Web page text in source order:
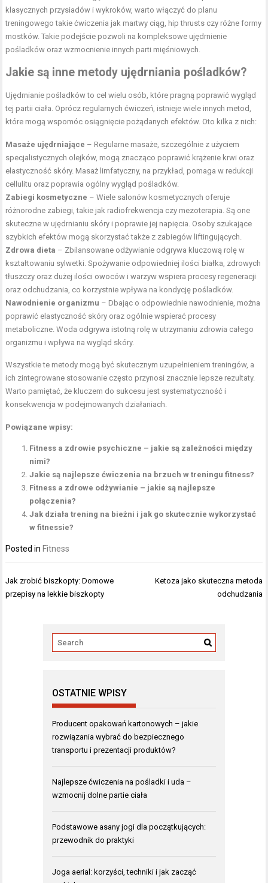
klasycznych przysiadów i wykroków, warto włączyć do planu
treningowego takie ćwiczenia jak martwy ciąg, hip thrusts czy różne formy
mostków. Takie podejście pozwoli na kompleksowe ujędrnienie
pośladków oraz wzmocnienie innych parti mięśniowych.
Jakie są inne metody ujędrniania pośladków?
Ujędrnianie pośladków to cel wielu osób, które pragną poprawić wygląd
tej partii ciała. Oprócz regularnych ćwiczeń, istnieje wiele innych metod,
które mogą wspomóc osiągnięcie pożądanych efektów. Oto kilka z nich:
Masaże ujędrniające – Regularne masaże, szczególnie z użyciem
specjalistycznych olejków, mogą znacząco poprawić krążenie krwi oraz
elastyczność skóry. Masaż limfatyczny, na przykład, pomaga w redukcji
cellulitu oraz poprawia ogólny wygląd pośladków.
Zabiegi kosmetyczne – Wiele salonów kosmetycznych oferuje
różnorodne zabiegi, takie jak radiofrekwencja czy mezoterapia. Są one
skuteczne w ujędrnianiu skóry i poprawie jej napięcia. Osoby szukające
szybkich efektów mogą skorzystać także z zabiegów liftingujących.
Zdrowa dieta – Zbilansowane odżywianie odgrywa kluczową rolę w
kształtowaniu sylwetki. Spożywanie odpowiedniej ilości białka, zdrowych
tłuszczy oraz dużej ilości owoców i warzyw wspiera procesy regeneracji
oraz odchudzania, co korzystnie wpływa na kondycję pośladków.
Nawodnienie organizmu – Dbając o odpowiednie nawodnienie, można
poprawić elastyczność skóry oraz ogólnie wspierać procesy
metaboliczne. Woda odgrywa istotną rolę w utrzymaniu zdrowia całego
organizmu i wpływa na wygląd skóry.
Wszystkie te metody mogą być skutecznym uzupełnieniem treningów, a
ich zintegrowane stosowanie często przynosi znacznie lepsze rezultaty.
Warto pamiętać, że kluczem do sukcesu jest systematyczność i
konsekwencja w podejmowanych działaniach.
Powiązane wpisy:
Fitness a zdrowie psychiczne – jakie są zależności między
nimi?
Jakie są najlepsze ćwiczenia na brzuch w treningu fitness?
Fitness a zdrowe odżywianie – jakie są najlepsze
połączenia?
Jak działa trening na bieżni i jak go skutecznie wykorzystać
w fitnessie?
Posted in Fitness
Nawigacja
wpisu
Jak zrobić biszkopty: Domowe
przepisy na lekkie biszkopty
Ketoza jako skuteczna metoda
odchudzania
OSTATNIE WPISY
Producent opakowań kartonowych – jakie
rozwiązania wybrać do bezpiecznego
transportu i prezentacji produktów?
Najlepsze ćwiczenia na pośladki i uda –
wzmocnij dolne partie ciała
Podstawowe asany jogi dla początkujących:
przewodnik do praktyki
Joga aerial: korzyści, techniki i jak zacząć